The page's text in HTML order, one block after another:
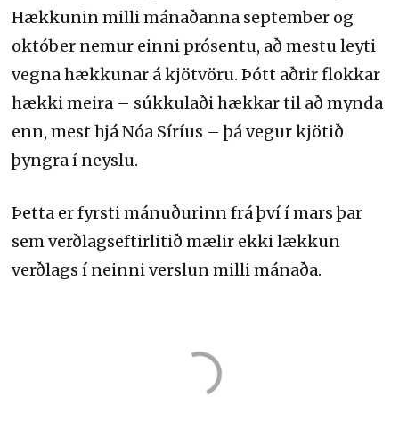
Hækkunin milli mánaðanna september og
október nemur einni prósentu, að mestu leyti
vegna hækkunar á kjötvöru. Þótt aðrir flokkar
hækki meira – súkkulaði hækkar til að mynda
enn, mest hjá Nóa Síríus – þá vegur kjötið
þyngra í neyslu.
Þetta er fyrsti mánuðurinn frá því í mars þar
sem verðlagseftirlitið mælir ekki lækkun
verðlags í neinni verslun milli mánaða.